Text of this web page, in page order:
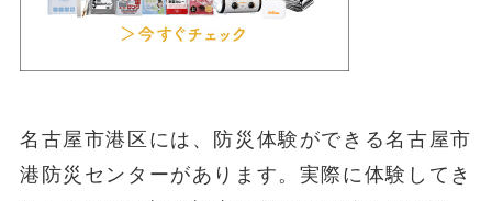
名古屋市港区には、防災体験ができる名古屋市
港防災センターがあります。実際に体験してき